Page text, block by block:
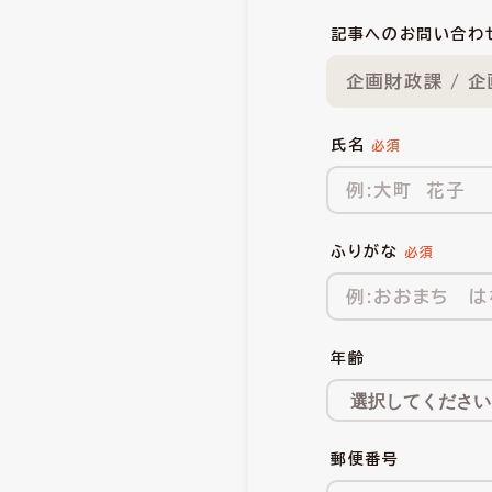
記事へのお問い合わ
企画財政課 / 企
氏名
ふりがな
年齢
郵便番号